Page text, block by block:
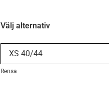
Välj alternativ
Rensa